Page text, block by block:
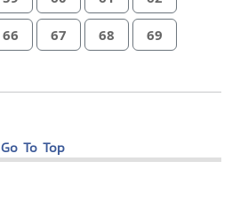
66 67 68 69
Go To Top